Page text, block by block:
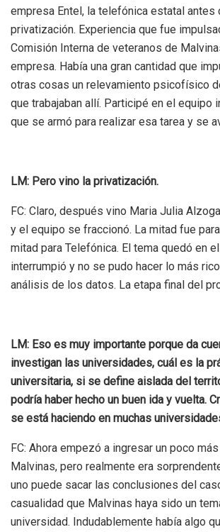
empresa Entel, la telefónica estatal antes
privatización. Experiencia que fue
Comisión Interna de veteranos de
empresa. Había una gran cantidad que
otras cosas un relevamiento psicofísico
que trabajaban allí. Participé en el equipo
que se armó para realizar esa tarea y se
LM: Pero vino la privatización.
FC: Claro, después vino Maria Julia
y el equipo se fraccionó. La mitad fue
mitad para Telefónica. El tema quedó en
interrumpió y no se pudo hacer lo más
análisis de los datos. La etapa final del
LM: Eso es muy importante porque da
investigan las universidades, cuál es la
universitaria, si se define aislada del
podría haber hecho un buen ida y vuelta.
se está haciendo en muchas
FC: Ahora empezó a ingresar un poco
Malvinas, pero realmente era
uno puede sacar las conclusiones del
casualidad que Malvinas haya sido un
universidad. Indudablemente había algo